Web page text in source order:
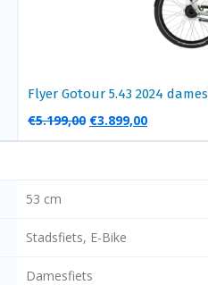
Flyer Gotour 5.43 2024 dames
€5.199,00 €3.899,00
53 cm
Stadsfiets, E-Bike
Damesfiets